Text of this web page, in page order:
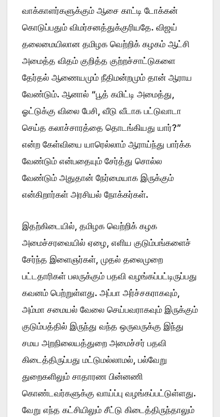
வாக்காளர்களுக்கும் ஆசை காட்டி டோக்கன்
கொடுப்பதும் விமர்சனத்துக்குரியதே. விஜய்
தலைமையிலான தமிழக வெற்றிக் கழகம் ஆட்சி
அமைத்த விதம் குறித்த குற்றச்சாட்டுகளை
தேர்தல் ஆணையமும் நீதிமன்றமும் தான் ஆராய
வேண்டும். ஆனால் “பூத் கமிட்டி அமைத்து,
ஓட்டுக்கு விலை பேசி, வீடு வீடாக பட்டுவாடா
செய்த கலாச்சாரத்தை தொடங்கியது யார்?”
என்ற கேள்வியை யாரெல்லாம் ஆராய்ந்து பார்க்க
வேண்டும் என்பதையும் சேர்த்து சொல்ல
வேண்டும் அதுதான் நேர்மையாக இருக்கும்
என்கிறார்கள் அரசியல் நோக்கர்கள்.
இதற்கிடையில், தமிழக வெற்றிக் கழக
அமைச்சரவையில் ஏழை, எளிய குடும்பங்களைச்
சேர்ந்த இளைஞர்கள், முதல் தலைமுறை
பட்டதாரிகள் பலருக்கும் பதவி வழங்கப்பட்டிருப்பது
கவனம் பெற்றுள்ளது. அப்பா அர்ச்சகராகவும்,
அம்மா சமையல் வேலை செய்பவராகவும் இருக்கும்
குடும்பத்தில் இருந்து வந்த ஒருவருக்கு இந்து
சமய அறநிலையத்துறை அமைச்சர் பதவி
கிடைத்திருப்பது மட்டுமல்லாமல், பல்வேறு
துறைகளிலும் சாதாரண பின்னணி
கொண்டவர்களுக்கு வாய்ப்பு வழங்கப்பட்டுள்ளது.
வேறு எந்த கட்சியிலும் சீட்டு கிடைத்திருந்தாலும்